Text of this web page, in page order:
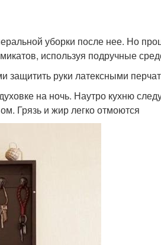
уборки после нее. Но
используя подручные
руки латексными
на ночь. Наутро кухню
Грязь и жир легко отмоются